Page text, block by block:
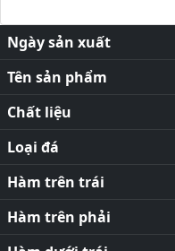
Ngày sản xuất
Tên sản phẩm
Chất liệu
Loại đá
Hàm trên trái
Hàm trên phải